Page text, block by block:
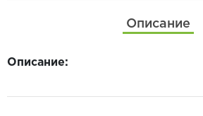
Описание
Описание: